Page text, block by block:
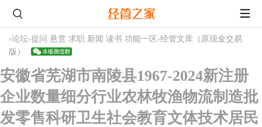
›论坛›提问 悬赏 求职 新闻 读书 功能一区 ›经管文库（原现金交易
版）
安徽省芜湖市南陵县1967-2024新注册
企业数量细分行业农林牧渔物流制造批
发零售科研卫生社会教育文体技术居民